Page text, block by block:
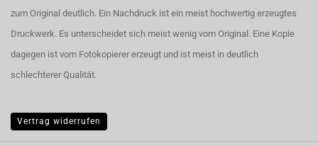
zum Original deutlich. Ein Nachdruck ist ein meist hochwertig erzeugtes
Druckwerk. Es unterscheidet sich meist wenig vom Original. Eine Kopie
dagegen ist vom Fotokopierer erzeugt und ist meist in deutlich
schlechterer Qualität.
Vertrag widerrufen